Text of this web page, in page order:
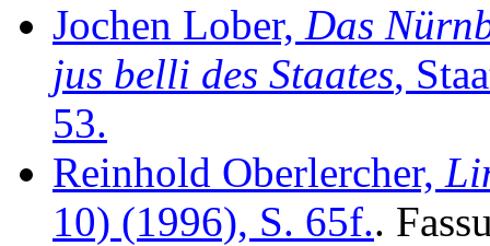
Jochen Lober, Das
jus belli des Staates,
53.
Reinhold Oberlercher,
10) (1996), S. 65f..